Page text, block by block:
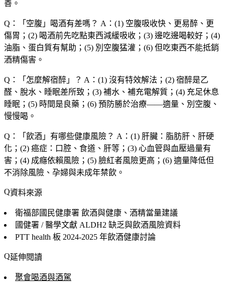
善。
Q：「 空腹 」喝酒有差嗎？ A：(1) 空腹吸收快、更易醉、更
傷胃；(2) 喝酒前先吃點東西減緩吸收；(3) 邊吃邊喝較好；(4)
油脂、蛋白質有幫助；(5) 別空腹猛灌；(6) 但吃東西不能抵銷
酒精傷害。
Q：「 怎麼解宿醉 」？ A：(1) 沒有特效解法；(2) 宿醉是乙
醛、脫水、睡眠差所致；(3) 補水、補充電解質；(4) 充足休息
睡眠；(5) 時間是良藥；(6) 預防勝於治療——適量、別空腹、
慢慢喝。
Q：「 飲酒 」有哪些健康風險？ A：(1) 肝臟：脂肪肝、肝硬
化；(2) 癌症：口腔、食道、肝等；(3) 心血管與血壓過量有
害；(4) 成癮依賴風險；(5) 臉紅者風險更高；(6) 適量降低但
不消除風險、孕婦與未成年禁飲。
資料來源
衛福部國民健康署 飲酒與健康、酒精當量建議
國健署 / 醫學文獻 ALDH2 缺乏與飲酒風險資料
PTT health 板 2024-2025 年飲酒健康討論
延伸閱讀
聚會喝酒與酒駕